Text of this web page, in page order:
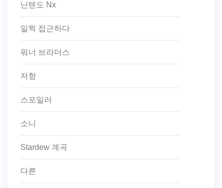
닌텐도 Nx
일찍 접근하다
워너 브라더스
저항
스포일러
소니
Stardew 계곡
다른